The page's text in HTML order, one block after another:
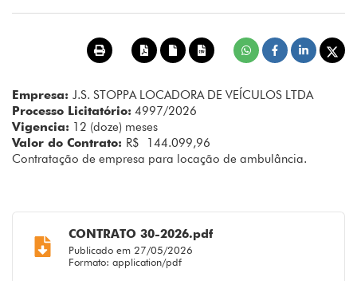
Empresa: J.S. STOPPA LOCADORA DE VEÍCULOS LTDA
Processo Licitatório: 4997/2026
Vigencia: 12 (doze) meses
Valor do Contrato: R$ 144.099,96
Contratação de empresa para locação de ambulância.
CONTRATO 30-2026.pdf
Publicado em 27/05/2026
Formato: application/pdf